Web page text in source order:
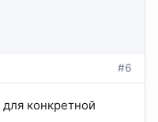
#6
для конкретной